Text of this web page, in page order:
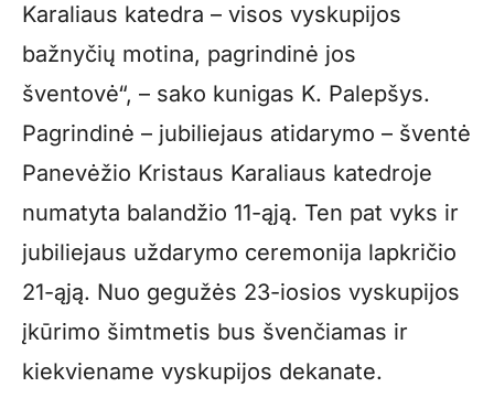
Karaliaus katedra – visos vyskupijos
bažnyčių motina, pagrindinė jos
šventovė“, – sako kunigas K. Palepšys.
Pagrindinė – jubiliejaus atidarymo – šventė
Panevėžio Kristaus Karaliaus katedroje
numatyta balandžio 11-ąją. Ten pat vyks ir
jubiliejaus uždarymo ceremonija lapkričio
21-ąją. Nuo gegužės 23-iosios vyskupijos
įkūrimo šimtmetis bus švenčiamas ir
kiekviename vyskupijos dekanate.